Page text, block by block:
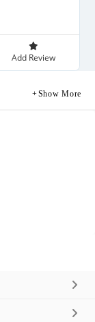
Add Review
Show More